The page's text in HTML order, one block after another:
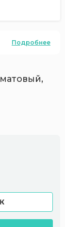
Подробнее